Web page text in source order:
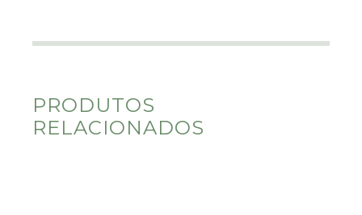
PRODUTOS
RELACIONADOS